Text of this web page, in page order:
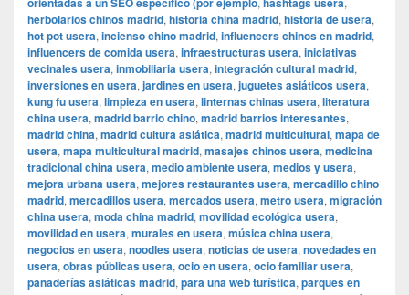
herbolarios chinos madrid, historia china madrid, historia de usera,
hot pot usera, incienso chino madrid, influencers chinos en madrid,
influencers de comida usera, infraestructuras usera, iniciativas
vecinales usera, inmobiliaria usera, integración cultural madrid,
inversiones en usera, jardines en usera, juguetes asiáticos usera,
kung fu usera, limpieza en usera, linternas chinas usera, literatura
china usera, madrid barrio chino, madrid barrios interesantes,
madrid china, madrid cultura asiática, madrid multicultural, mapa de
usera, mapa multicultural madrid, masajes chinos usera, medicina
tradicional china usera, medio ambiente usera, medios y usera,
mejora urbana usera, mejores restaurantes usera, mercadillo chino
madrid, mercadillos usera, mercados usera, metro usera, migración
china usera, moda china madrid, movilidad ecológica usera,
movilidad en usera, murales en usera, música china usera,
negocios en usera, noodles usera, noticias de usera, novedades en
usera, obras públicas usera, ocio en usera, ocio familiar usera,
panaderías asiáticas madrid, para una web turística, parques en